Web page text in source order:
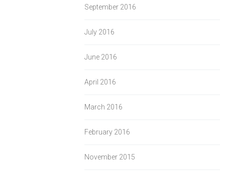
September 2016
July 2016
June 2016
April 2016
March 2016
February 2016
November 2015